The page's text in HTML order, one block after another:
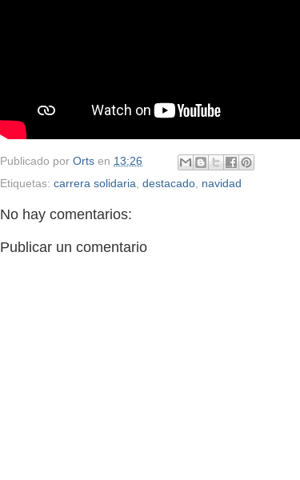
Publicado por Orts en 13:26
Etiquetas: carrera solidaria destacado navidad
No hay comentarios:
Publicar un comentario